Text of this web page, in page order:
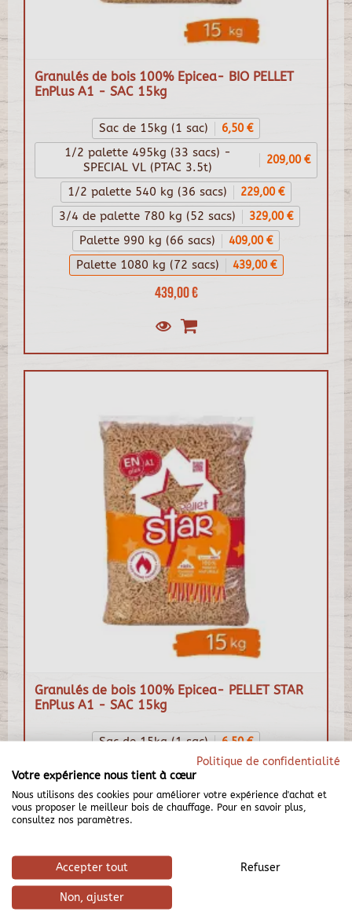
Granulés de bois 100% Epicea- BIO PELLET
EnPlus A1 - SAC 15kg
439,00 €
Sac de 15kg (1 sac) 6,50 €
1/2 palette 495kg (33 sacs) -
SPECIAL VL (PTAC 3.5t)
209,00 €
1/2 palette 540 kg (36 sacs) 229,00 €
3/4 de palette 780 kg (52 sacs) 329,00 €
Palette 990 kg (66 sacs) 409,00 €
Palette 1080 kg (72 sacs) 439,00 €
Granulés de bois 100% Epicea- PELLET STAR
EnPlus A1 - SAC 15kg
439,00 €
Sac de 15kg (1 sac) 6,50 €
1/2 palette 495kg (33 sacs) -
SPECIAL VL (PTAC 3.5t)
1/2 palette 540 kg (36 sacs) 229,00 €
3/4 de palette 780 kg (52 sacs)
Palette 990 kg (66 sacs)
Palette 1080 kg (72 sacs)
Politique de confidentialité
Votre expérience nous tient à cœur
Nous utilisons des cookies pour améliorer votre expérience d'achat et
vous proposer le meilleur bois de chauffage. Pour en savoir plus,
consultez nos paramètres.
Accepter tout Refuser
Non, ajuster